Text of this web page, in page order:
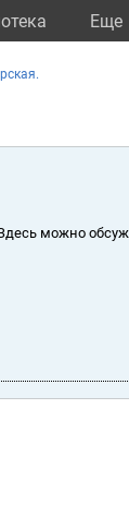
Eще
можно